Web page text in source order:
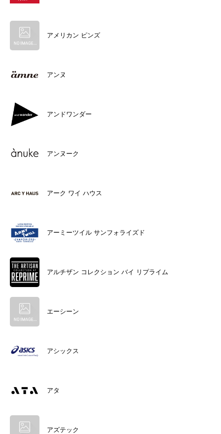
アメリカン ピンズ
アンヌ
アンドワンダー
アンヌーク
アーク ワイ ハウス
アーミーツイル サンフォライズド
アルチザン コレクション バイ リプライム
エーシーン
アシックス
アタ
アズテック